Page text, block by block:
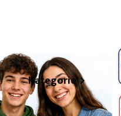
Kategorie
Z życia miasta